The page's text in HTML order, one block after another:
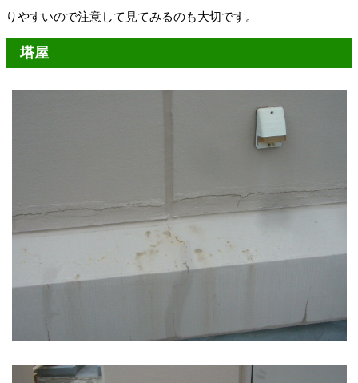
りやすいので注意して見てみるのも大切です。
塔屋